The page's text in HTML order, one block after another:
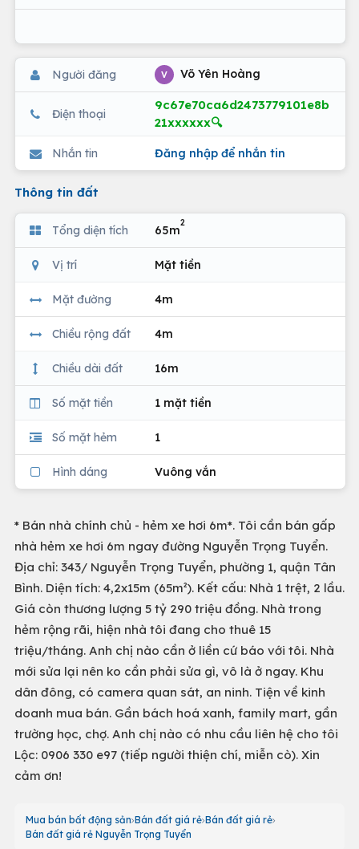
Người đăng V Võ Yên Hoàng
Điện thoại
9c67e70ca6d2473779101e8b
21xxxxxx🔍
Nhắn tin Đăng nhập để nhắn tin
Thông tin đất
Tổng diện tích 65m
2
Vị trí Mặt tiền
Mặt đường 4m
Chiều rộng đất 4m
Chiều dài đất 16m
Số mặt tiền 1 mặt tiền
Số mặt hẻm 1
Hình dáng Vuông vắn
* Bán nhà chính chủ - hẻm xe hơi 6m*. Tôi cần bán gấp
nhà hẻm xe hơi 6m ngay đường Nguyễn Trọng Tuyển.
Địa chỉ: 343/ Nguyễn Trọng Tuyển, phường 1, quận Tân
Bình. Diện tích: 4,2x15m (65m²). Kết cấu: Nhà 1 trệt, 2 lầu.
Giá còn thương lượng 5 tỷ 290 triệu đồng. Nhà trong
hẻm rộng rãi, hiện nhà tôi đang cho thuê 15
triệu/tháng. Anh chị nào cần ở liền cứ báo với tôi. Nhà
mới sửa lại nên ko cần phải sửa gì, vô là ở ngay. Khu
dân đông, có camera quan sát, an ninh. Tiện về kinh
doanh mua bán. Gần bách hoá xanh, family mart, gần
trường học, chợ. Anh chị nào có nhu cầu liên hệ cho tôi
Lộc: 0906 330 e97 (tiếp người thiện chí, miễn cò). Xin
cảm ơn!
Mua bán bất động sản Bán đất giá rẻ Bán đất giá rẻ
Bán đất giá rẻ Nguyễn Trọng Tuyển